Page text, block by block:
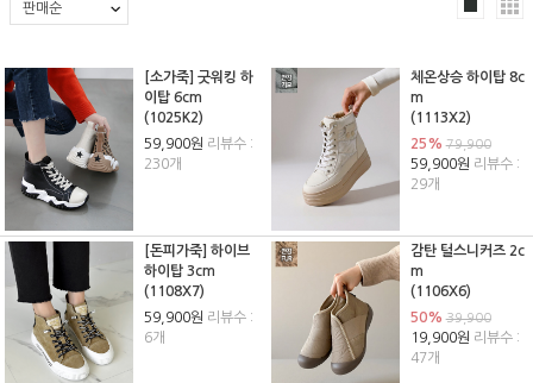
[소가죽] 굿워킹 하
이탑 6cm
(1025K2)
59,900원 리뷰수 :
230개
체온상승 하이탑 8c
m
(1113X2)
25%79,900
59,900원 리뷰수 :
29개
[돈피가죽] 하이브
하이탑 3cm
(1108X7)
59,900원 리뷰수 :
6개
감탄 털스니커즈 2c
m
(1106X6)
50%39,900
19,900원 리뷰수 :
47개